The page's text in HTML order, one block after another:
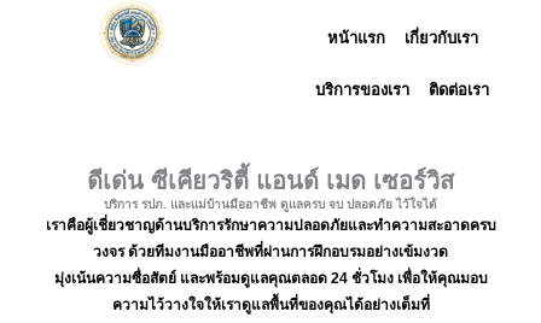
หน้าแรก เกี่ยวกับเรา
บริการของเรา ติดต่อเรา
ดีเด่น ซีเคียวริตี้ แอนด์ เมด เซอร์วิส
บริการ รปภ. และแม่บ้านมืออาชีพ ดูแลครบ จบ ปลอดภัย ไว้ใจได้
เราคือผู้เชี่ยวชาญด้านบริการรักษาความปลอดภัยและทำความสะอาดครบ
วงจร ด้วยทีมงานมืออาชีพที่ผ่านการฝึกอบรมอย่างเข้มงวด
มุ่งเน้นความซื่อสัตย์ และพร้อมดูแลคุณตลอด 24 ชั่วโมง เพื่อให้คุณมอบ
ความไว้วางใจให้เราดูแลพื้นที่ของคุณได้อย่างเต็มที่